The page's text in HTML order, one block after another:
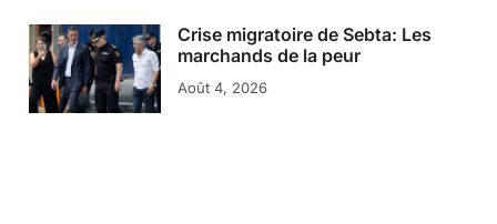
Crise migratoire de Sebta: Les
marchands de la peur
Août 4, 2026